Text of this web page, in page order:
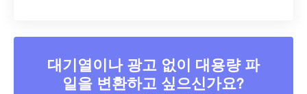
대기열이나 광고 없이 대용량 파
일을 변환하고 싶으신가요?